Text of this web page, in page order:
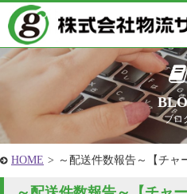
ブロ
HOME > ～配送件数報告～【チ